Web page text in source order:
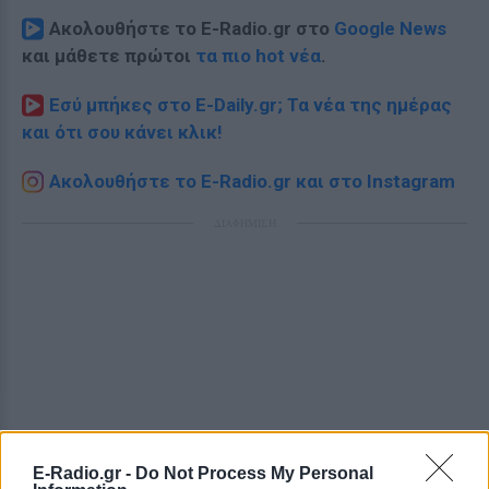
E-Radio.gr - Do Not Process My Personal
Ακολουθήστε το E-Radio.gr στο Google News
και μάθετε πρώτοι τα πιο hot νέα.
Εσύ μπήκες στο E-Daily.gr; Τα νέα της ημέρας
και ότι σου κάνει κλικ!
Ακολουθήστε το E-Radio.gr και στο Instagram